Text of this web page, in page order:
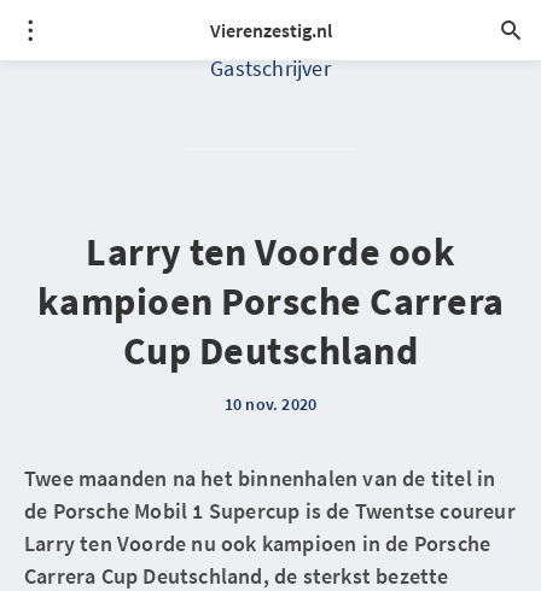
Vierenzestig.nl
Gastschrijver
Larry ten Voorde ook
kampioen Porsche Carrera
Cup Deutschland
10 nov. 2020
Twee maanden na het binnenhalen van de titel in
de Porsche Mobil 1 Supercup is de Twentse coureur
Larry ten Voorde nu ook kampioen in de Porsche
Carrera Cup Deutschland, de sterkst bezette